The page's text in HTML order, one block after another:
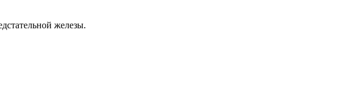
железы.